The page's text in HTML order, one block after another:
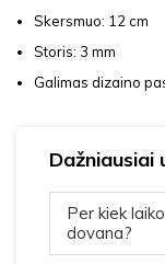
Skersmuo: 12 cm
Storis: 3 mm
Galimas dizaino
Dažniausiai
Per kiek
dovana?